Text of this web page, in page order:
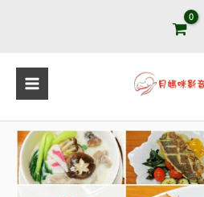
容
10911
月
子